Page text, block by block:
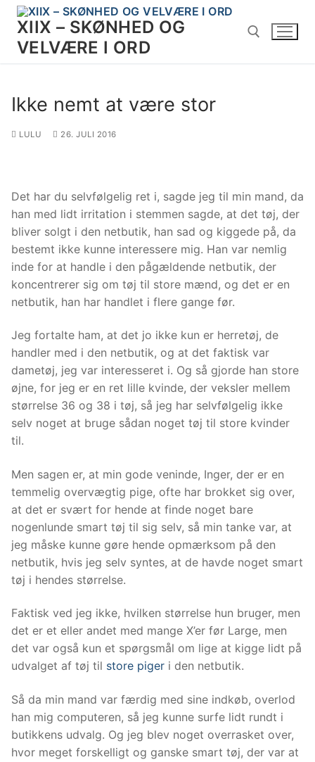
Spring
indhold
XIIX – SKØNHED OG
VELVÆRE I ORD
Ikke nemt at være stor
LULU 26. JULI 2016
Det har du selvfølgelig ret i, sagde jeg til min mand, da
han med lidt irritation i stemmen sagde, at det tøj, der
bliver solgt i den netbutik, han sad og kiggede på, da
bestemt ikke kunne interessere mig. Han var nemlig
inde for at handle i den pågældende netbutik, der
koncentrerer sig om tøj til store mænd, og det er en
netbutik, han har handlet i flere gange før.
Jeg fortalte ham, at det jo ikke kun er herretøj, de
handler med i den netbutik, og at det faktisk var
dametøj, jeg var interesseret i. Og så gjorde han store
øjne, for jeg er en ret lille kvinde, der veksler mellem
størrelse 36 og 38 i tøj, så jeg har selvfølgelig ikke
selv noget at bruge sådan noget tøj til store kvinder
til.
Men sagen er, at min gode veninde, Inger, der er en
temmelig overvægtig pige, ofte har brokket sig over,
at det er svært for hende at finde noget bare
nogenlunde smart tøj til sig selv, så min tanke var, at
jeg måske kunne gøre hende opmærksom på den
netbutik, hvis jeg selv syntes, at de havde noget smart
tøj i hendes størrelse.
Faktisk ved jeg ikke, hvilken størrelse hun bruger, men
det er et eller andet med mange X’er før Large, men
det var også kun et spørgsmål om lige at kigge lidt på
udvalget af tøj til store piger i den netbutik.
Så da min mand var færdig med sine indkøb, overlod
han mig computeren, så jeg kunne surfe lidt rundt i
butikkens udvalg. Og jeg blev noget overrasket over,
hvor meget forskelligt og ganske smart tøj, der var at